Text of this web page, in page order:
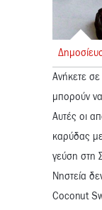
Ανήκετε
μπορούν
Αυτές οι
καρύδας
γεύση στη
Νηστεία
Coconut